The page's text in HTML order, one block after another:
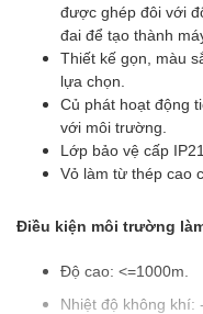
được ghép đôi với
đai để tạo thành
Thiết kế gọn, màu
lựa chọn.
Củ phát hoạt động
với môi trường.
Lớp bảo vệ cấp IP21.
Vỏ làm từ thép cao
Điều kiện môi trường
Độ cao: <=1000m.
Nhiệt độ không khí: